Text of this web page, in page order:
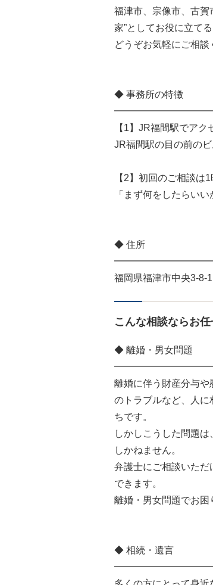
福津市、宗像市、古賀
家”としてお役に立て
どうぞお気軽にご相談
◆ 事務所の特徴
【1】JR福間駅でア
JR福間駅の目の前の
【2】初回のご相談は1
「まず何をしたらい
◆ 住所
福岡県福津市中央3-8-
こんな相談ならお
◆ 離婚・男女問題
離婚に伴う財産分与
のトラブルなど、人
ちです。
しかしこうした問題
しかねません。
弁護士にご相談いた
できます。
離婚・男女問題でお困
◆ 相続・遺言